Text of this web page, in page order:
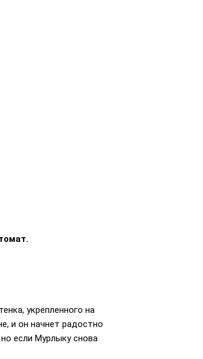
укрепленного на
и он начнет радостно
если Мурлыку снова